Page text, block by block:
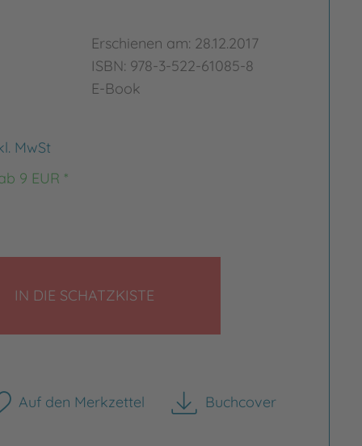
Erschienen am: 28.12.2017
ISBN: 978-3-522-61085-8
E-Book
MwSt
9 EUR *
IN DIE SCHATZKISTE
Auf den Merkzettel Buchcover
herunterladen